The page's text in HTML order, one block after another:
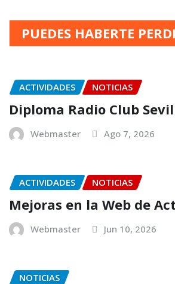
PUEDES HABERTE
ACTIVIDADES NOTICIAS
Diploma Radio Club
Webmaster Ago 7, 2026
ACTIVIDADES NOTICIAS
Mejoras en la Web de
Webmaster Jun 10, 2026
NOTICIAS